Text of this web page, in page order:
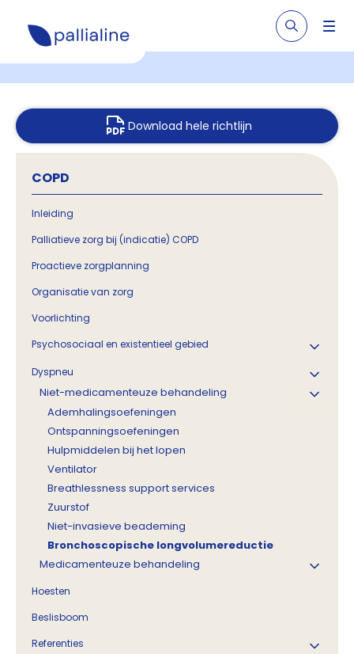
Download hele richtlijn
COPD
Inleiding
Palliatieve zorg bij (indicatie) COPD
Proactieve zorgplanning
Organisatie van zorg
Voorlichting
Psychosociaal en existentieel gebied
Dyspneu
Niet-medicamenteuze behandeling
Ademhalingsoefeningen
Ontspanningsoefeningen
Hulpmiddelen bij het lopen
Ventilator
Breathlessness support services
Zuurstof
Niet-invasieve beademing
Bronchoscopische longvolumereductie
Medicamenteuze behandeling
Hoesten
Beslisboom
Referenties